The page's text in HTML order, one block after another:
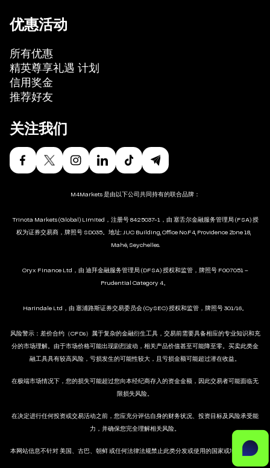
优惠活动
所有优惠
精英尊享礼遇 计划
信用奖金
推荐好友
关注我们
M4Markets 是由以下公司共同持有的联合品牌：
Trinota Markets (Global) Limited，注册号 8425037-1，由 塞舌尔金融服务管理局 (FSA) 授
权为证券交易商，牌照号 SD035。地址: JUC Building, Office No.F4, Providence Zone 18,
Mahé, Seychelles.
Oryx Finance Ltd，由 迪拜金融服务管理局 (DFSA) 授权和监管，牌照号 F007051 –
Prudential Category 4。
Harindale Ltd，由 塞浦路斯证券交易委员会 (CySEC) 授权和监管，牌照号 301/16。
风险警示：差价合约（CFDs）属于复杂的金融衍生工具，交易前需要具备相应的专业知识和充
分的市场理解。由于市场价格可能出现剧烈波动，相关产品价值甚至可能降至零。买卖此类金
融工具具有较高风险，亏损发生的可能性较大，且亏损金额可能超过潜在收益。
在极端市场情况下，您的损失可能超过您向本经纪商存入的资金金额，因此交易者可能面临无
限损失风险。
在决定进行任何投资或交易活动之前，您应充分评估自身的财务状况、投资目标及风险承受能
力，并确保您完全理解相关风险。
本网站信息不针对 美国、古巴、朝鲜 或任何法律法规禁止此类分发或使用的国家或地区居民。